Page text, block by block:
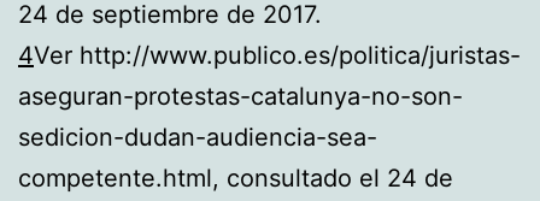
24 de septiembre de 2017.
4Ver http://www.publico.es/politica/juristas-
aseguran-protestas-catalunya-no-son-
sedicion-dudan-audiencia-sea-
competente.html, consultado el 24 de